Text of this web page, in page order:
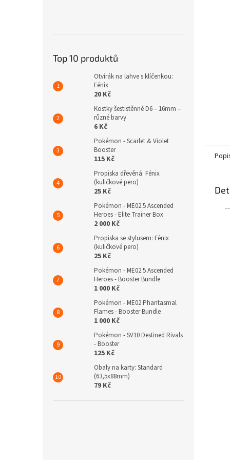
Top 10 produktů
Otvírák na lahve s klíčenkou:
Fénix
20 Kč
Kostky šestistěnné D6 – 16mm –
různé barvy
6 Kč
Pokémon - Scarlet & Violet
Booster
115 Kč
Propiska dřevěná: Fénix
(kuličkové pero)
25 Kč
Pokémon - ME02.5 Ascended
Heroes - Elite Trainer Box
2 000 Kč
Propiska se stylusem: Fénix
(kuličkové pero)
25 Kč
Pokémon - ME02.5 Ascended
Heroes - Booster Bundle
1 000 Kč
Pokémon - ME02 Phantasmal
Flames - Booster Bundle
1 000 Kč
Pokémon - SV10 Destined Rivals
- Booster
125 Kč
Obaly na karty: Standard
(63,5x88mm)
79 Kč